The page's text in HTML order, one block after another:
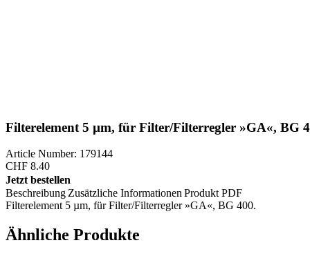
Filterelement 5 µm, für Filter/Filterregler »GA«, BG
Article Number: 179144
CHF 8.40
Jetzt bestellen
Beschreibung Zusätzliche Informationen Produkt PDF
Filterelement 5 µm, für Filter/Filterregler »GA«, BG 400.
Ähnliche Produkte